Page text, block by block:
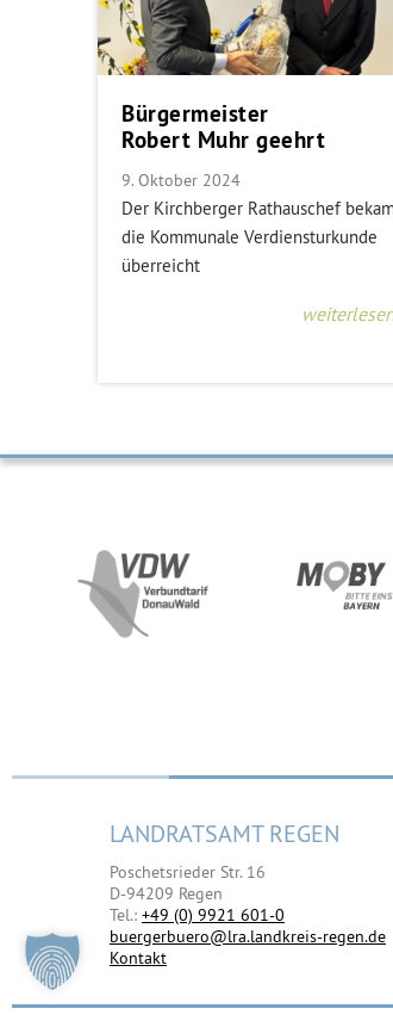
Bürgermeister
Robert Muhr geehrt
9. Oktober 2024
Der Kirchberger Rathauschef
die Kommunale Verdiensturkunde
überreicht
LANDRATSAMT REGEN
Poschetsrieder Str. 16
D-94209 Regen
Tel.: +49 (0) 9921 601-0
buergerbuero@lra.landkreis-regen.de
Kontakt